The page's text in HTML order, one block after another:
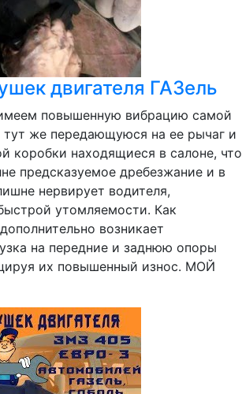
двигателя ГАЗель
повышенную вибрацию самой
тут же передающуюся на ее рычаг и
коробки находящиеся в салоне, что
предсказуемое дребезжание и в
нервирует водителя,
утомляемости. Как
возникает
на передние и заднюю опоры
их повышенный износ. МОЙ